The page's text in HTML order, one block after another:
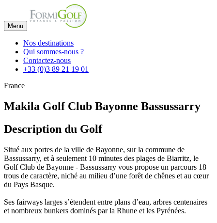
Menu
Nos destinations
Qui sommes-nous ?
Contactez-nous
+33 (0)3 89 21 19 01
France
Makila Golf Club Bayonne Bassussarry
Description du Golf
Situé aux portes de la ville de Bayonne, sur la commune de
Bassussarry, et à seulement 10 minutes des plages de Biarritz, le
Golf Club de Bayonne - Bassussarry vous propose un parcours 18
trous de caractère, niché au milieu d’une forêt de chênes et au cœur
du Pays Basque.
Ses fairways larges s’étendent entre plans d’eau, arbres centenaires
et nombreux bunkers dominés par la Rhune et les Pyrénées.